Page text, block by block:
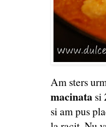
Am sters
macinata si
si am pus